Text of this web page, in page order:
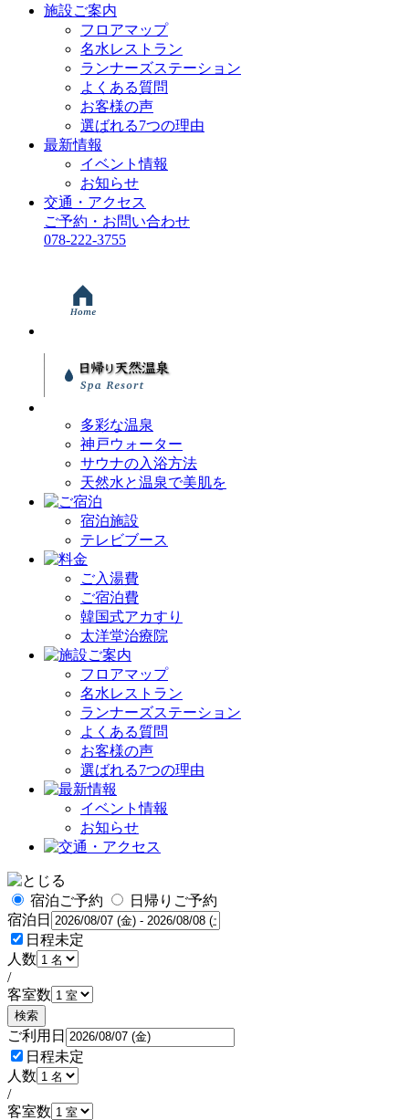
施設ご案内
フロアマップ
名水レストラン
ランナーズステーション
よくある質問
お客様の声
選ばれる7つの理由
最新情報
イベント情報
お知らせ
交通・アクセス
ご予約・お問い合わせ
078-222-3755
多彩な温泉
神戸ウォーター
サウナの入浴方法
天然水と温泉で美肌を
宿泊施設
テレビブース
ご入湯費
ご宿泊費
韓国式アカすり
太洋堂治療院
フロアマップ
名水レストラン
ランナーズステーション
よくある質問
お客様の声
選ばれる7つの理由
イベント情報
お知らせ
宿泊ご予約
日帰りご予約
宿泊日
日程未定
人数
/
客室数
検索
ご利用日
日程未定
人数
/
客室数